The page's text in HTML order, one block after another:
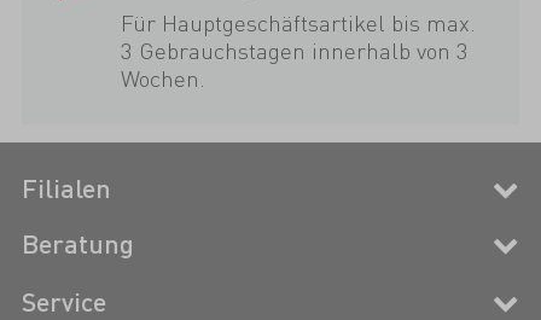
Für Hauptgeschäftsartikel bis max.
3 Gebrauchstagen innerhalb von 3
Wochen.
Filialen
Beratung
Service